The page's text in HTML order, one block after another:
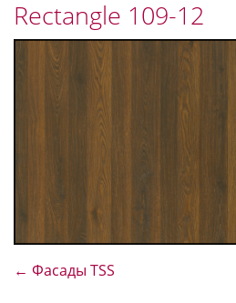
Rectangle 109-12
← Фасады TSS